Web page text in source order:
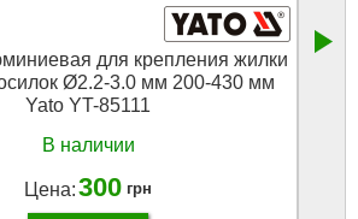
для крепления жилки
Ø2.2-3.0 мм 200-430 мм
Yato YT-85111
В наличии
Цена:300 грн